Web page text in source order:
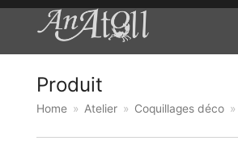
Produit
Home » Atelier » Coquillages déco »